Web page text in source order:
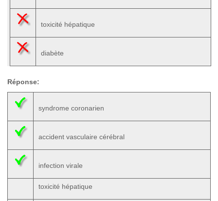
toxicité hépatique
diabète
Réponse:
syndrome coronarien
accident vasculaire cérébral
infection virale
toxicité hépatique